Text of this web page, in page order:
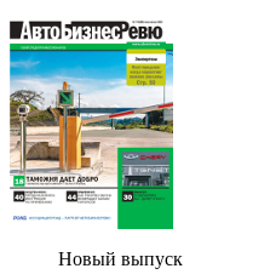
Новый выпуск